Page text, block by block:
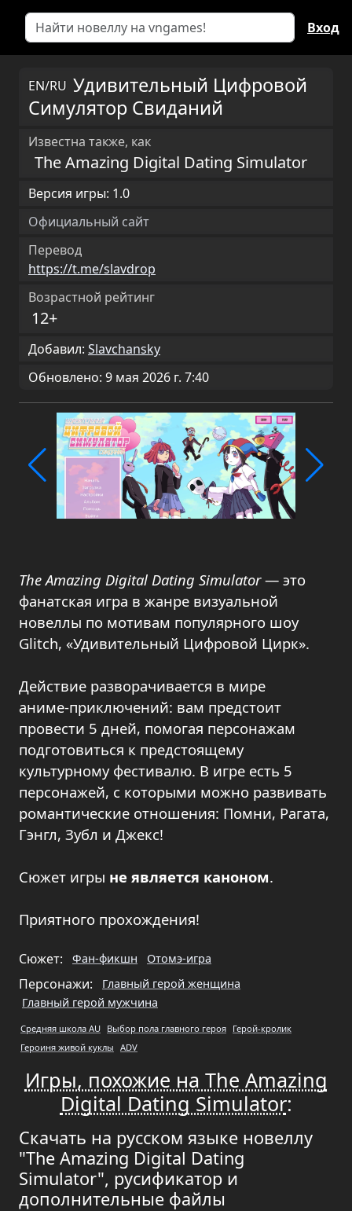
Вход
EN/RU Удивительный Цифровой
Симулятор Свиданий
Известна также, как
The Amazing Digital Dating Simulator
Версия игры: 1.0
Официальный сайт
Перевод
https://t.me/slavdrop
Возрастной рейтинг
12+
Добавил: Slavchansky
Обновлено: 9 мая 2026 г. 7:40
The Amazing Digital Dating Simulator— это
фанатская игра в жанре визуальной
новеллы по мотивам популярного шоу
Glitch, «Удивительный Цифровой Цирк».
Действие разворачивается в мире
аниме‑приключений: вам предстоит
провести 5 дней, помогая персонажам
подготовиться к предстоящему
культурному фестивалю. В игре есть 5
персонажей, с которыми можно развивать
романтические отношения: Помни, Рагата,
Гэнгл, Зубл и Джекс!
Сюжет игры не является каноном.
Приятного прохождения!
Сюжет: Фан-фикшн Отомэ-игра
Персонажи:
Главный герой женщина
Главный герой мужчина
Средняя школа AU Выбор пола главного героя Герой-кролик
Героиня живой куклы ADV
Игры, похожие на The Amazing
Digital Dating Simulator:
Скачать на русском языке новеллу
"The Amazing Digital Dating
Simulator", русификатор и
дополнительные файлы